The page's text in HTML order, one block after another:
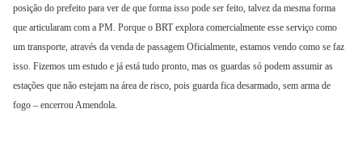
posição do prefeito para ver de que forma isso pode ser feito, talvez da mesma forma
que articularam com a PM. Porque o BRT explora comercialmente esse serviço como
um transporte, através da venda de passagem Oficialmente, estamos vendo como se faz
isso. Fizemos um estudo e já está tudo pronto, mas os guardas só podem assumir as
estações que não estejam na área de risco, pois guarda fica desarmado, sem arma de
fogo – encerrou Amendola.